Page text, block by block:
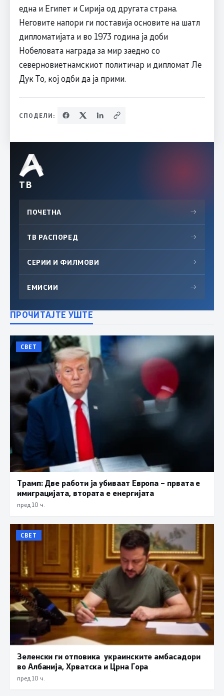
една и Египет и Сирија од другата страна.
Неговите напори ги поставија основите на шатл
дипломатијата и во 1973 година ја доби
Нобеловата награда за мир заедно со
северновиетнамскиот политичар и дипломат Ле
Дук То, кој одби да ја прими.
СПОДЕЛИ:
ТВ
ПОЧЕТНА →
ТВ РАСПОРЕД →
СЕРИИ И ФИЛМОВИ →
ЕМИСИИ →
ПРОЧИТАЈТЕ УШТЕ
СВЕТ
Трамп: Две работи ја убиваат Европа – првата е
имиграцијата, втората е енергијата
пред 10 ч.
СВЕТ
Зеленски ги отповика украинските амбасадори
во Албанија, Хрватска и Црна Гора
пред 10 ч.